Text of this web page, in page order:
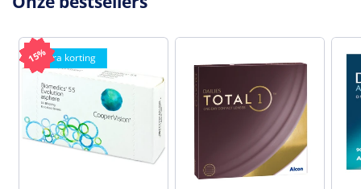
15%
15%
15%
15%
15%
15%
15%
15%
15%
15%
15%
15%
15%
15%Extra korting